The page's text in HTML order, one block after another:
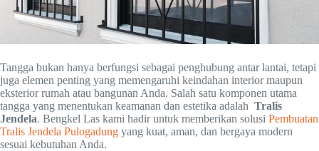
Tangga bukan hanya berfungsi sebagai penghubung antar lantai, tetapi
juga elemen penting yang memengaruhi keindahan interior maupun
eksterior rumah atau bangunan Anda. Salah satu komponen utama
tangga yang menentukan keamanan dan estetika adalah Tralis
Jendela. Bengkel Las kami hadir untuk memberikan solusi Pembuatan
Tralis Jendela Pulogadung yang kuat, aman, dan bergaya modern
sesuai kebutuhan Anda.